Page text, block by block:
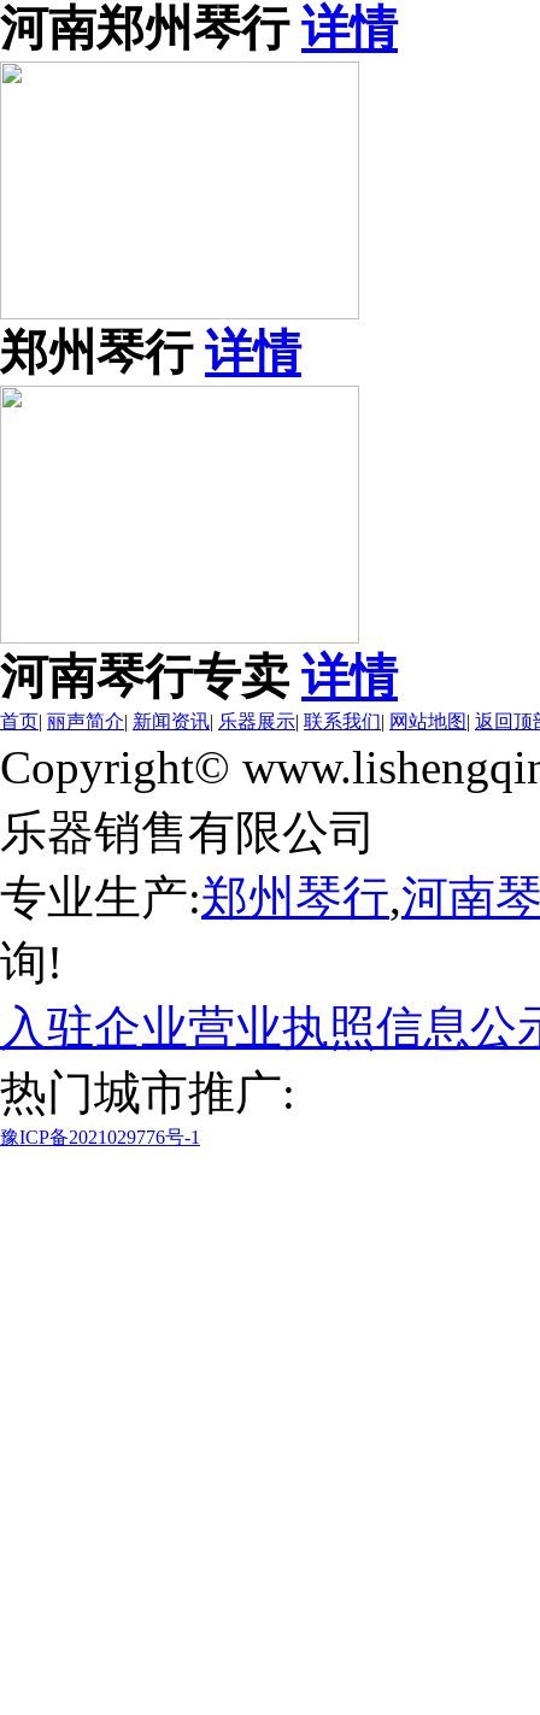
河南郑州琴行 详情
郑州琴行 详情
河南琴行专卖 详情
首页| 丽声简介| 新闻资讯| 乐器展示| 联系我们| 网站地图| 返回顶
Copyright©
乐器销售有限公司
专业生产:郑州琴行,河南
询!
入驻企业营业执照信息公
热门城市推广:
豫ICP备2021029776号-1